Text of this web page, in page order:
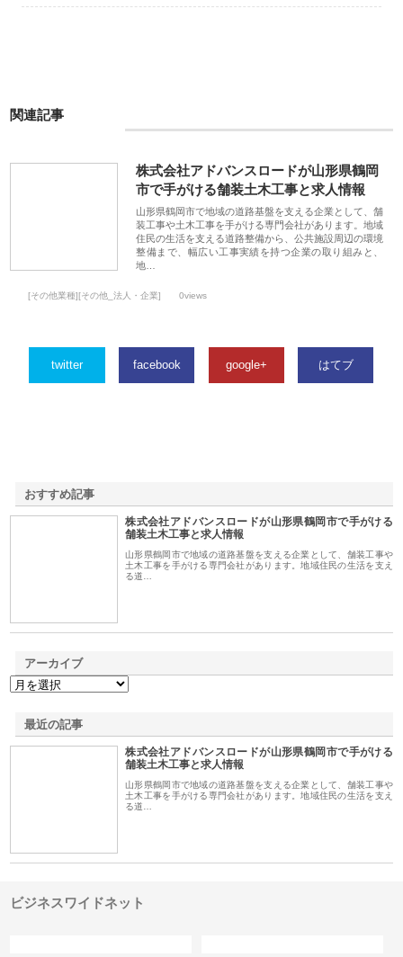
関連記事
株式会社アドバンスロードが山形県鶴岡
市で手がける舗装土木工事と求人情報
山形県鶴岡市で地域の道路基盤を支える企業として、舗
装工事や土木工事を手がける専門会社があります。地域
住民の生活を支える道路整備から、公共施設周辺の環境
整備まで、幅広い工事実績を持つ企業の取り組みと、
地…
[その他業種][その他_法人・企業] 0views
twitter facebook google+ はてブ
おすすめ記事
株式会社アドバンスロードが山形県鶴岡市で手がける
舗装土木工事と求人情報
山形県鶴岡市で地域の道路基盤を支える企業として、舗装工事や
土木工事を手がける専門会社があります。地域住民の生活を支え
る道…
アーカイブ
最近の記事
株式会社アドバンスロードが山形県鶴岡市で手がける
舗装土木工事と求人情報
山形県鶴岡市で地域の道路基盤を支える企業として、舗装工事や
土木工事を手がける専門会社があります。地域住民の生活を支え
る道…
ビジネスワイドネット